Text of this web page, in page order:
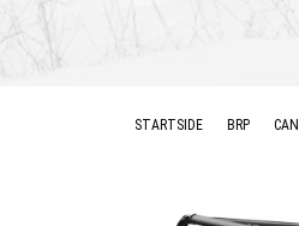
STARTSIDE BRP